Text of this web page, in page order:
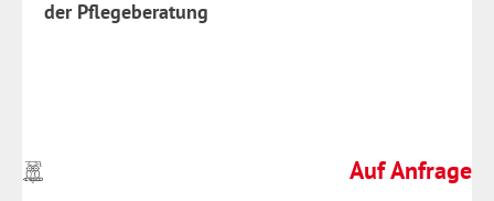
der Pflegeberatung
Regulärer Preis:
Auf Anfrage
Preise
inkl.